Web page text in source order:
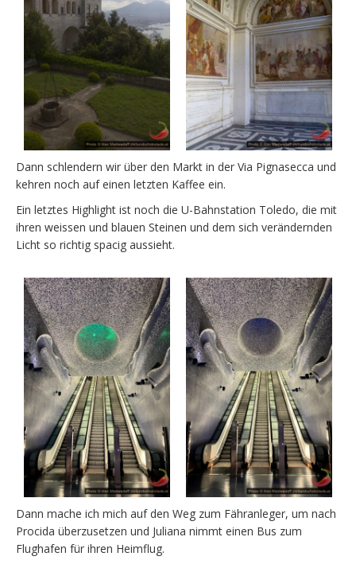
Dann schlendern wir über den Markt in der Via Pignasecca und
kehren noch auf einen letzten Kaffee ein.
Ein letztes Highlight ist noch die U-Bahnstation Toledo, die mit
ihren weissen und blauen Steinen und dem sich verändernden
Licht so richtig spacig aussieht.
Dann mache ich mich auf den Weg zum Fähranleger, um nach
Procida überzusetzen und Juliana nimmt einen Bus zum
Flughafen für ihren Heimflug.